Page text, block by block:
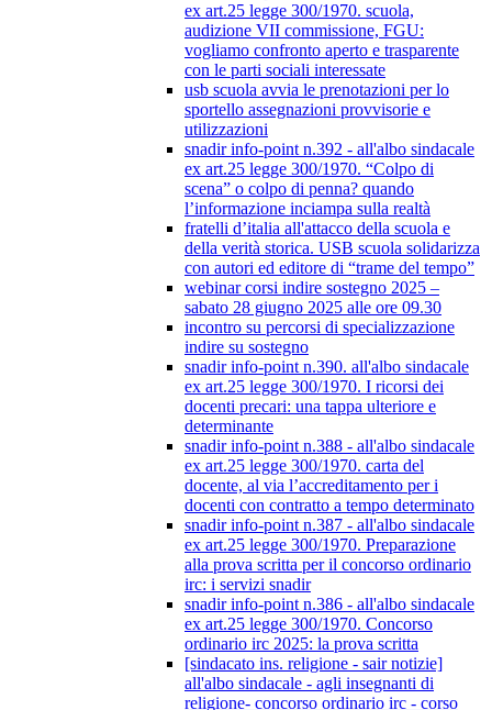
ex art.25 legge 300/1970. scuola,
audizione VII commissione, FGU:
vogliamo confronto aperto e trasparente
con le parti sociali interessate
usb scuola avvia le prenotazioni per lo
sportello assegnazioni provvisorie e
utilizzazioni
snadir info-point n.392 - all'albo sindacale
ex art.25 legge 300/1970. “Colpo di
scena” o colpo di penna? quando
l’informazione inciampa sulla realtà
fratelli d’italia all'attacco della scuola e
della verità storica. USB scuola solidarizza
con autori ed editore di “trame del tempo”
webinar corsi indire sostegno 2025 –
sabato 28 giugno 2025 alle ore 09.30
incontro su percorsi di specializzazione
indire su sostegno
snadir info-point n.390. all'albo sindacale
ex art.25 legge 300/1970. I ricorsi dei
docenti precari: una tappa ulteriore e
determinante
snadir info-point n.388 - all'albo sindacale
ex art.25 legge 300/1970. carta del
docente, al via l’accreditamento per i
docenti con contratto a tempo determinato
snadir info-point n.387 - all'albo sindacale
ex art.25 legge 300/1970. Preparazione
alla prova scritta per il concorso ordinario
irc: i servizi snadir
snadir info-point n.386 - all'albo sindacale
ex art.25 legge 300/1970. Concorso
ordinario irc 2025: la prova scritta
[sindacato ins. religione - sair notizie]
all'albo sindacale - agli insegnanti di
religione- concorso ordinario irc - corso